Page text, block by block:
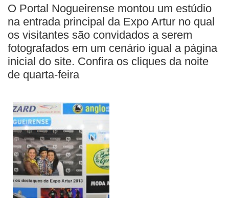
ANUNCIE
BUSCAR
O Portal Nogueirense montou um estúdio
na entrada principal da Expo Artur no qual
os visitantes são convidados a serem
fotografados em um cenário igual a página
inicial do site. Confira os cliques da noite
de quarta-feira